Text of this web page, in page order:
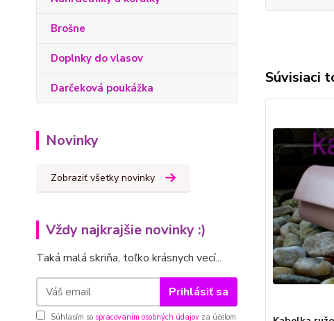
Brošne
Doplnky do vlasov
Darčeková poukážka
Novinky
Zobraziť všetky novinky
Vždy najkrajšie novinky :)
Taká malá skriňa, toľko krásnych vecí...
Prihlásiť sa
Súhlasím so spracovaním osobných údajov za účelom
Súvisiaci